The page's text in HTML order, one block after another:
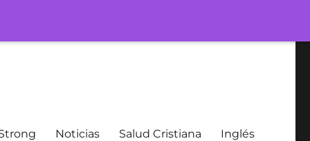
Noticias Salud Cristiana Inglés